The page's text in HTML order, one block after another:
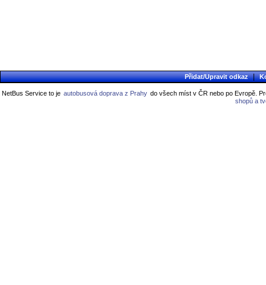
Přidat/Upravit odkaz |
NetBus Service to je autobusová doprava z Prahy do všech míst v ČR nebo po Evropě.
shopů a